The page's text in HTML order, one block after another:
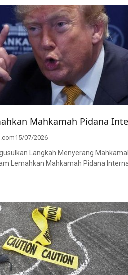
Mahkamah Pidana
15/07/2026
Langkah Menyerang
Lemahkan Mahkamah Pidana